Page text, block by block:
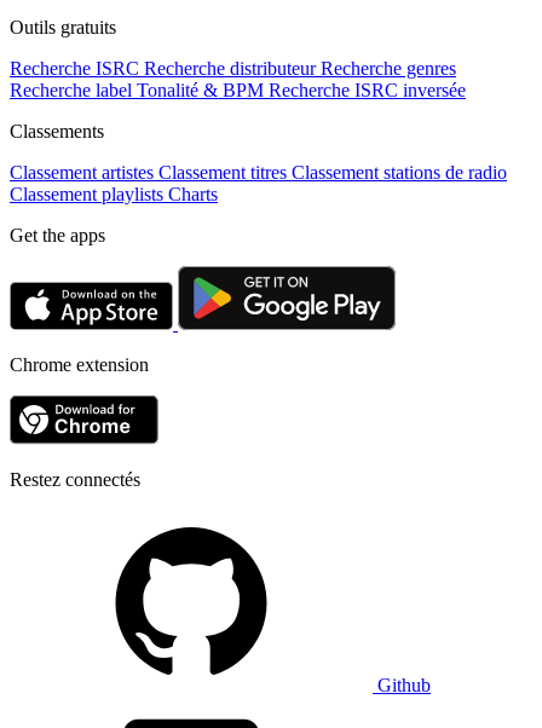
Outils gratuits
Recherche ISRC Recherche distributeur Recherche genres
Recherche label Tonalité & BPM Recherche ISRC inversée
Classements
Classement artistes Classement titres Classement stations de radio
Classement playlists Charts
Get the apps
Chrome extension
Restez connectés
Github